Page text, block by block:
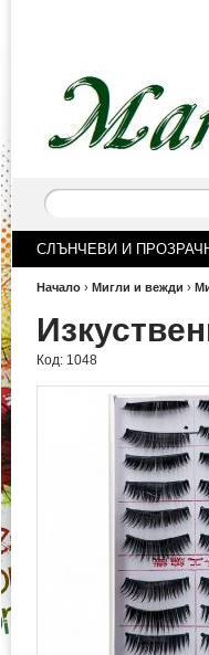
СЛЪНЧЕВИ И
Начало › Мигли и вежди ›
Код: 1048